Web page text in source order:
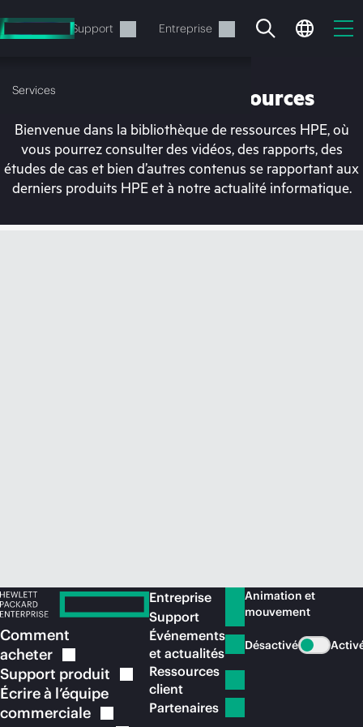
au
contenu
Support Entreprise
Services
Votre panier est
Bibliothèque de ressources
Bienvenue dans la bibliothèque de ressources HPE, où
vous pourrez consulter des vidéos, des rapports, des
études de cas et bien d’autres contenus se rapportant aux
derniers produits HPE et à notre actualité informatique.
Comment
acheter
Support produit
Écrire à l’équipe
commerciale
Entreprise
Support
Événements
et actualités
Ressources
client
Partenaires
Animation et
mouvement
Désactivé